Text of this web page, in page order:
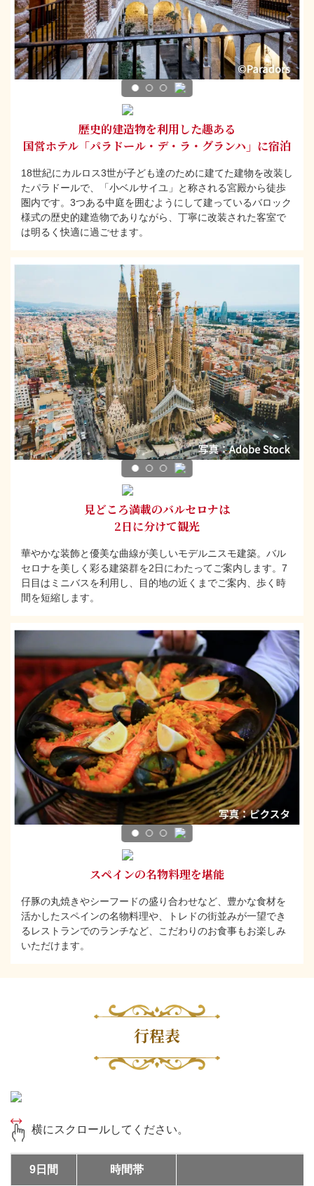
歴史的建造物を利用した趣ある
国営ホテル「パラドール・デ・ラ・グランハ」に宿泊
18世紀にカルロス3世が子ども達のために建てた建物を改装し
たパラドールで、「小ベルサイユ」と称される宮殿から徒歩
圏内です。3つある中庭を囲むようにして建っているバロック
様式の歴史的建造物でありながら、丁寧に改装された客室で
は明るく快適に過ごせます。
見どころ満載のバルセロナは
2日に分けて観光
華やかな装飾と優美な曲線が美しいモデルニスモ建築。バル
セロナを美しく彩る建築群を2日にわたってご案内します。7
日目はミニバスを利用し、目的地の近くまでご案内、歩く時
間を短縮します。
スペインの名物料理を堪能
仔豚の丸焼きやシーフードの盛り合わせなど、豊かな食材を
活かしたスペインの名物料理や、トレドの街並みが一望でき
るレストランでのランチなど、こだわりのお食事もお楽しみ
いただけます。
行程表
横にスクロールしてください。
9日間 時間帯